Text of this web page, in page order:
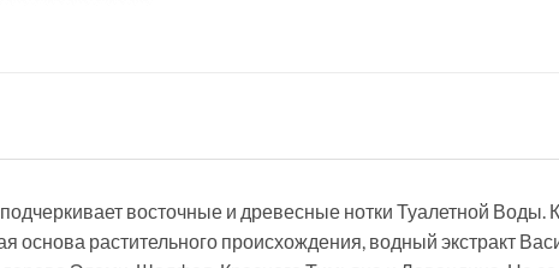
восточные и древесные нотки Туалетной
растительного происхождения, водный экстракт